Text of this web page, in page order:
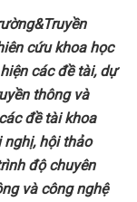
cứu khoa học
các đề tài, dự
thông và
đề tài khoa
nghị, hội thảo
độ chuyên
và công nghệ